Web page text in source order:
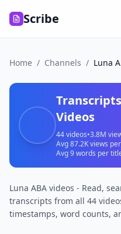
Scribe
Home / Channels / Luna
Videos
44videos•3.8M
Avg87.2Kviews
Avg9words per
Luna ABA videos - Read,
transcripts from all 44
timestamps, word counts,